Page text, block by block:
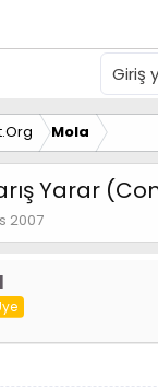
Giriş
Mola
Yarar
2007